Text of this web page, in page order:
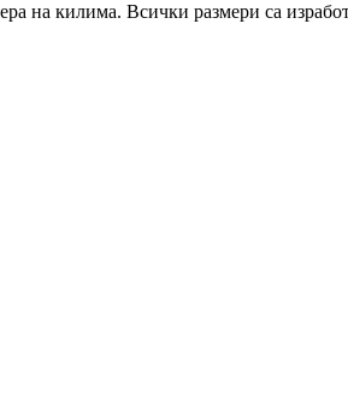
на килима. Всички размери са